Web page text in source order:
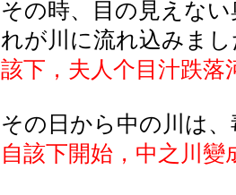
その時、目の見えな
れが川に流れ込みま
該下，夫人个目汁跌落
その日から中の川は
自該下開始，中之川變